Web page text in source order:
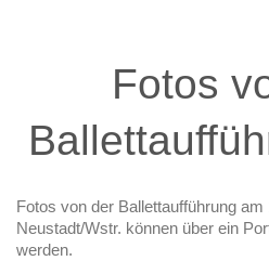
Fotos
Fotos von der Ballettaufführung
Neustadt/Wstr. können über ein
werden.